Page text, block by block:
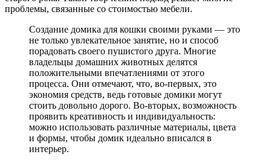
проблемы, связанные со стоимостью мебели.
Создание домика для кошки своими руками — это
не только увлекательное занятие, но и способ
порадовать своего пушистого друга. Многие
владельцы домашних животных делятся
положительными впечатлениями от этого
процесса. Они отмечают, что, во-первых, это
экономия средств, ведь готовые домики могут
стоить довольно дорого. Во-вторых, возможность
проявить креативность и индивидуальность:
можно использовать различные материалы, цвета
и формы, чтобы домик идеально вписался в
интерьер.